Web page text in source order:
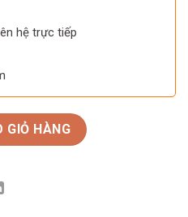
hệ trực tiếp
Sevre số lượng
GIỎ HÀNG